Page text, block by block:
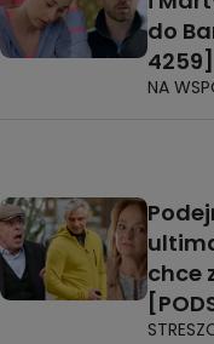
do
4259]
NA
chce